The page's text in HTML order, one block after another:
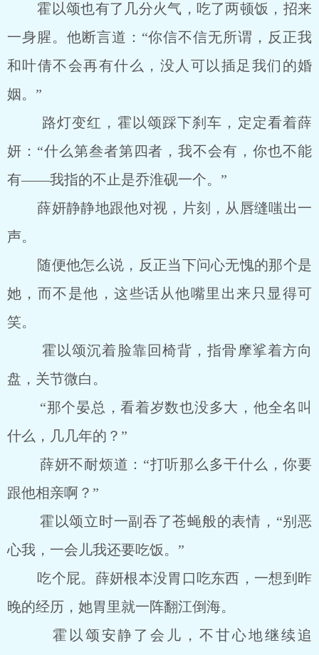
霍以颂也有了几分火气，吃了两顿饭，招来
一身腥。他断言道：“你信不信无所谓，反正我
和叶倩不会再有什么，没人可以插足我们的婚
姻。”
路灯变红，霍以颂踩下刹车，定定看着薛
妍：“什么第叁者第四者，我不会有，你也不能
有――我指的不止是乔淮砚一个。”
薛妍静静地跟他对视，片刻，从唇缝嗤出一
声。
随便他怎么说，反正当下问心无愧的那个是
她，而不是他，这些话从他嘴里出来只显得可
笑。
霍以颂沉着脸靠回椅背，指骨摩挲着方向
盘，关节微白。
“那个晏总，看着岁数也没多大，他全名叫
什么，几几年的？”
薛妍不耐烦道：“打听那么多干什么，你要
跟他相亲啊？”
霍以颂立时一副吞了苍蝇般的表情，“别恶
心我，一会儿我还要吃饭。”
吃个屁。薛妍根本没胃口吃东西，一想到昨
晚的经历，她胃里就一阵翻江倒海。
霍以颂安静了会儿，不甘心地继续追